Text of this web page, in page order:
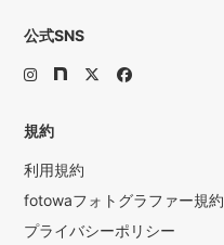
公式SNS
規約
利用規約
fotowaフォトグラファー規約
プライバシーポリシー